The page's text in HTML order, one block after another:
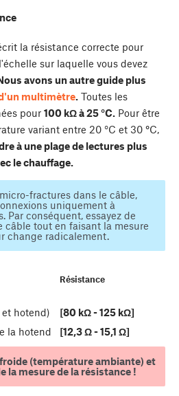
la résistance correcte pour
sur laquelle vous devez
avons un autre guide plus
multimètre. Toutes les
pour 100 kΩ à 25 °C. Pour être
variant entre 20 °C et 30 °C,
à une plage de lectures plus
le chauffage.
fractures dans le câble,
uniquement à
Par conséquent, essayez de
câble tout en faisant la mesure
change radicalement.
Résistance
hotend)
[80 kΩ - 125 kΩ]
la hotend
[12,3 Ω - 15,1 Ω]
(température ambiante) et
la mesure de la résistance !